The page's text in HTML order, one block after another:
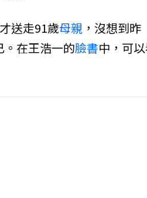
送走91歲母親 ，沒想到昨
。在王浩一的臉書中，可